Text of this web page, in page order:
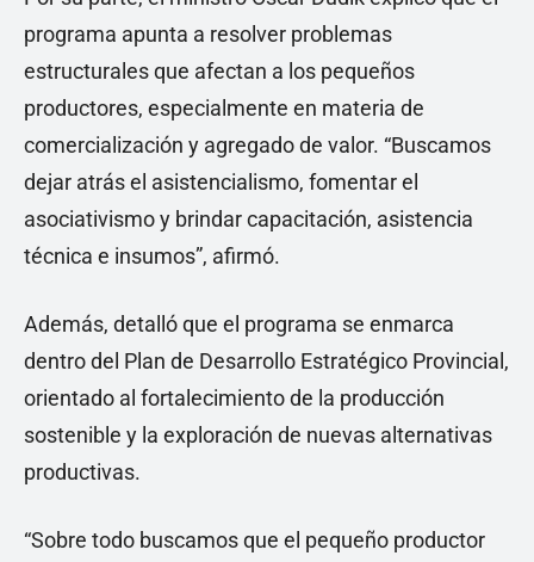
programa apunta a resolver problemas
estructurales que afectan a los pequeños
productores, especialmente en materia de
comercialización y agregado de valor. “Buscamos
dejar atrás el asistencialismo, fomentar el
asociativismo y brindar capacitación, asistencia
técnica e insumos”, afirmó.
Además, detalló que el programa se enmarca
dentro del Plan de Desarrollo Estratégico Provincial,
orientado al fortalecimiento de la producción
sostenible y la exploración de nuevas alternativas
productivas.
“Sobre todo buscamos que el pequeño productor